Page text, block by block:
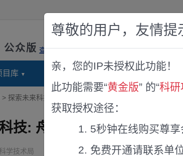
公众版 查看说明
目库 项目指南库 奖项竞赛库
> 探索未来科技: 舟山市2025年度重点科技攻关项目申报启
技: 舟山市2025年度重点科
学技术局
尊敬的用户，友情提
亲，您的IP未授权此功能！
此功能需要“黄金版” 的“科研
获取授权途径：
5秒钟在线购买尊享
免费开通请联系单